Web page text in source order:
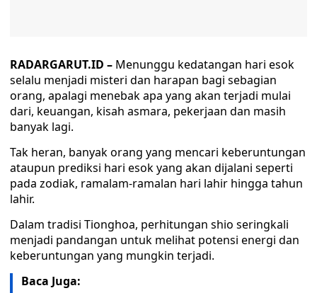
RADARGARUT.ID – Menunggu kedatangan hari esok
selalu menjadi misteri dan harapan bagi sebagian
orang, apalagi menebak apa yang akan terjadi mulai
dari, keuangan, kisah asmara, pekerjaan dan masih
banyak lagi.
Tak heran, banyak orang yang mencari keberuntungan
ataupun prediksi hari esok yang akan dijalani seperti
pada zodiak, ramalam-ramalan hari lahir hingga tahun
lahir.
Dalam tradisi Tionghoa, perhitungan shio seringkali
menjadi pandangan untuk melihat potensi energi dan
keberuntungan yang mungkin terjadi.
Baca Juga: